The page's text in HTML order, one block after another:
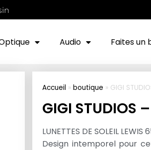
Audio Faites un
Accueil » boutique » GIGI
GIGI STUDIOS
LUNETTES DE SOLEIL LEWIS
Design intemporel pour